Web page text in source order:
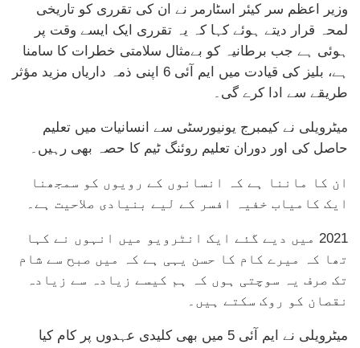
وزیر اعظم سر کیئر اسٹارمر نے ان کی تقرری کو تاریخی
لمحہ قرار دیتے ہوئے کہا کہ یہ تقرری ایک ایسے وقت پر
ہوئی ہے جب برطانیہ کو بےمثال سلامتی خطرات کا سامنا
ہے، بلیز کی قیادت میں ایم آئی 6 اپنی ذمہ داریاں مزید مؤثر
طریقے سے ادا کرے گی۔
میٹرویلی نے کیمبرج یونیورسٹی سے انسانیات میں تعلیم
حاصل کی اور دوران تعلیم روئنگ ٹیم کا حصہ بھی رہیں۔
ان کا ماننا ہے کہ انسانوں کے رویوں کو سمجھنا
ایک کامیاب خفیہ افسر کے لیے بنیادی صلاحیت ہے۔
2021 میں دیے گئے ایک انٹرویو میں انہوں نے کہا
تھا کہ میرے کام کا حسن یہی ہے کہ میں صبح سے شام
تک صرف یہ سوچتی ہوں کہ ہم کیسے زیادہ سے زیادہ
نقصان کو روک سکتے ہیں۔
میٹرویلی نے ایم آئی 5 میں بھی کلیدی عہدوں پر کام کیا